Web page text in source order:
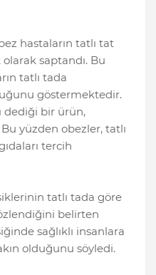
hastaların tatlı tat
saptandı. Bu
tatlı tada
göstermektedir.
dediği bir ürün,
yüzden obezler, tatlı
tercih
tatlı tada göre
belirten
sağlıklı insanlara
olduğunu söyledi.